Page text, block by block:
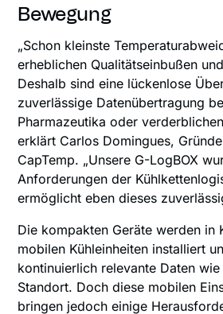
Bewegung
„Schon kleinste
erheblichen Qualitätseinbußen
Deshalb sind eine lückenlose
zuverlässige Datenübertragung
Pharmazeutika oder
erklärt Carlos Domingues,
CapTemp. „Unsere G-LogBOX
Anforderungen der
ermöglicht eben dieses
Die kompakten Geräte werden in
mobilen Kühleinheiten installiert
kontinuierlich relevante Daten
Standort. Doch diese mobilen
bringen jedoch einige